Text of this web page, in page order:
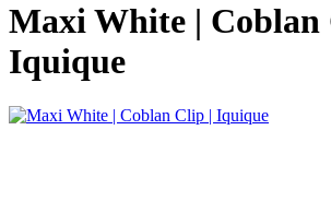
Maxi White | Coblan
Iquique